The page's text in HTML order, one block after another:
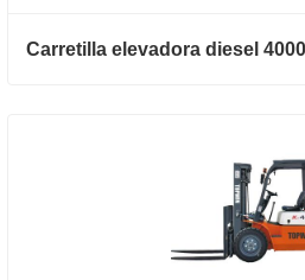
Carretilla elevadora diesel